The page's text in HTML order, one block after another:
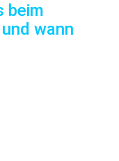
beim
wann